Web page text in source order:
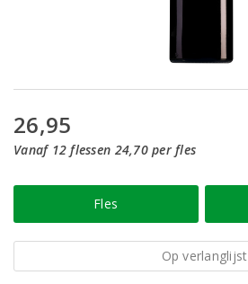
26,95
Vanaf 12 flessen 24,70 per fles
Fles
Op verlanglijst